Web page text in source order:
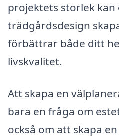
projektets storlek
trädgårdsdesign
förbättrar både ditt
livskvalitet.
Att skapa en
bara en fråga om
också om att skapa